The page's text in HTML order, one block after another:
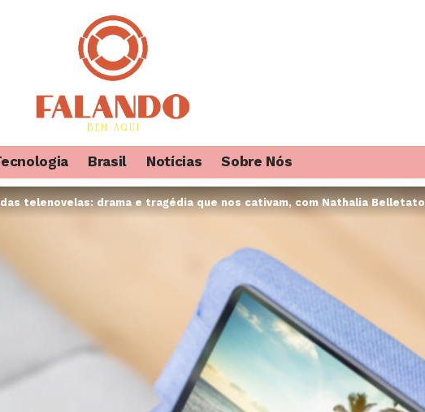
Brasil Notícias Sobre Nós
telenovelas: drama e tragédia que nos cativam, com Nathalia Belletato